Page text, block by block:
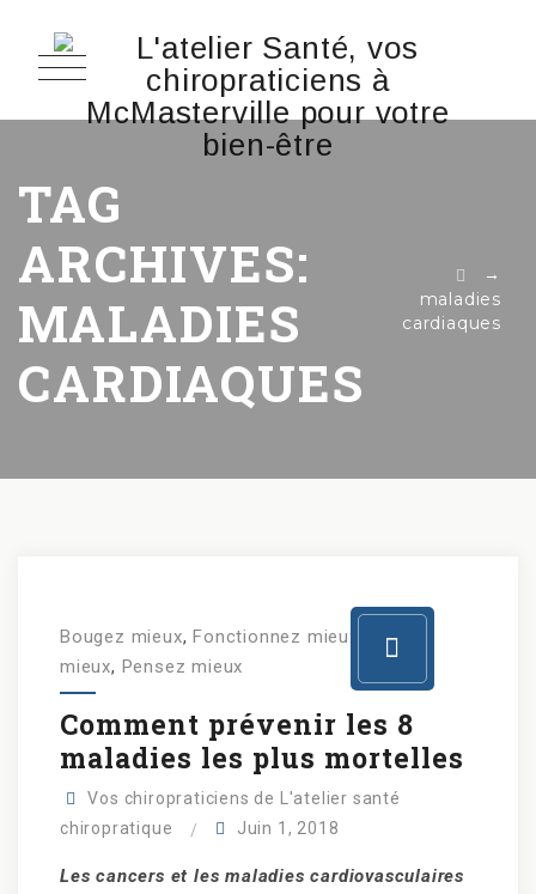
TAG
ARCHIVES:
MALADIES
CARDIAQUES
→
maladies
cardiaques
Bougez mieux,Fonctionnez mieux
Mangez
mieux, Pensez mieux
Comment prévenir les 8
maladies les plus mortelles
Vos chiropraticiens de L'atelier santé
chiropratique
Juin 1, 2018
Les cancers et les maladies cardiovasculaires